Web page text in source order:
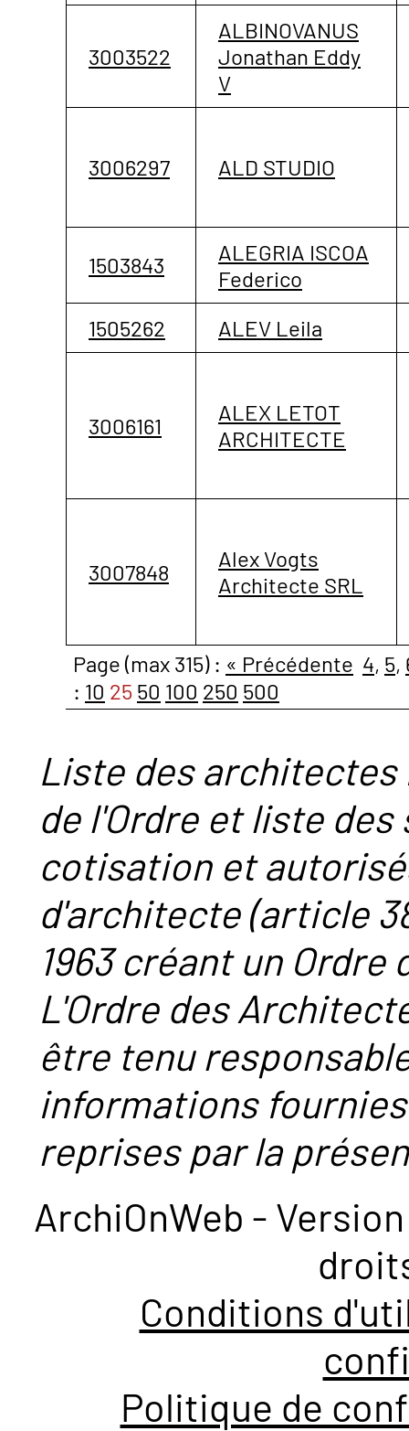
3003522
ALBINOVANUS
Jonathan Eddy
V
3006297 ALD STUDIO
1503843
ALEGRIA ISCOA
Federico
1505262
ALEV Leila
3006161
ALEX LETOT
ARCHITECTE
3007848
Alex Vogts
Architecte SRL
Page (max 315) : « Précédente 4, 5,
: 10 25 50 100 250 500
Liste des
de l'Ordre et liste
cotisation et
d'architecte (article
1963 créant un
L'Ordre des
être tenu
informations
reprises par la
ArchiOnWeb -
Conditions
Politique de